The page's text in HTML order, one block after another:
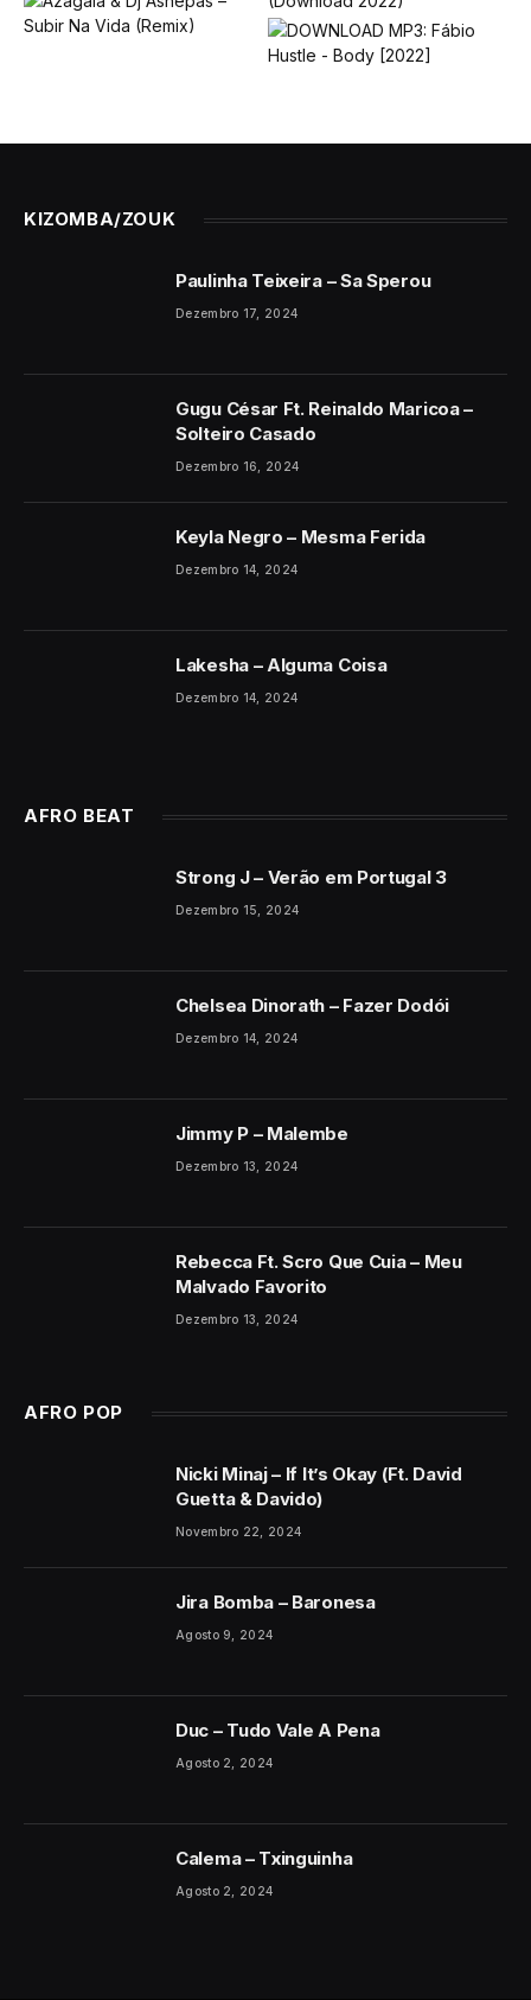
KIZOMBA/ZOUK
Paulinha Teixeira – Sa Sperou
Dezembro 17, 2024
Gugu César Ft. Reinaldo Maricoa –
Solteiro Casado
Dezembro 16, 2024
Keyla Negro – Mesma Ferida
Dezembro 14, 2024
Lakesha – Alguma Coisa
Dezembro 14, 2024
AFRO BEAT
Strong J – Verão em Portugal 3
Dezembro 15, 2024
Chelsea Dinorath – Fazer Dodói
Dezembro 14, 2024
Jimmy P – Malembe
Dezembro 13, 2024
Rebecca Ft. Scro Que Cuia – Meu
Malvado Favorito
Dezembro 13, 2024
AFRO POP
Nicki Minaj – If It’s Okay (Ft. David
Guetta & Davido)
Novembro 22, 2024
Jira Bomba – Baronesa
Agosto 9, 2024
Duc – Tudo Vale A Pena
Agosto 2, 2024
Calema – Txinguinha
Agosto 2, 2024